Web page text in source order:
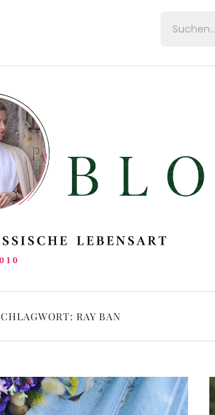
RAY BAN